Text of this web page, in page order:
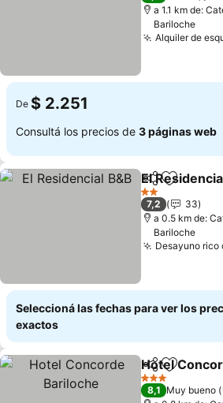
a 1.1 km de:
Bariloche
Alquiler de
De $ 2.251
Consultá los precios de 3 páginas web
Compartir
Añadir a
El
2 Estrellas
7,2
33
a 0.5 km de:
Bariloche
Desayuno rico
Seleccioná las fechas para ver los
exactos
Compartir
Añadir
Hotel
3 Estrellas
8,1 Muy bueno